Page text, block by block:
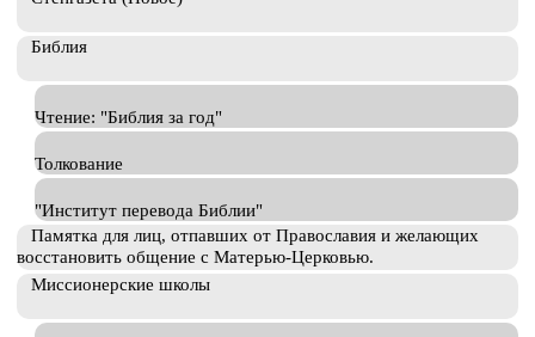
Библия
Чтение: "Библия за год"
Толкование
"Институт перевода Библии"
Памятка для лиц, отпавших от Православия и желающих
восстановить общение с Матерью-Церковью.
Миссионерские школы